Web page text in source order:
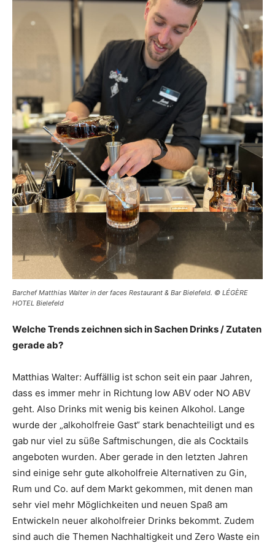
Barchef Matthias Walter in der faces Restaurant & Bar Bielefeld. © LÉGÈRE
HOTEL Bielefeld
Welche Trends zeichnen sich in Sachen Drinks / Zutaten
gerade ab?
Matthias Walter: Auffällig ist schon seit ein paar Jahren,
dass es immer mehr in Richtung low ABV oder NO ABV
geht. Also Drinks mit wenig bis keinen Alkohol. Lange
wurde der „alkoholfreie Gast“ stark benachteiligt und es
gab nur viel zu süße Saftmischungen, die als Cocktails
angeboten wurden. Aber gerade in den letzten Jahren
sind einige sehr gute alkoholfreie Alternativen zu Gin,
Rum und Co. auf dem Markt gekommen, mit denen man
sehr viel mehr Möglichkeiten und neuen Spaß am
Entwickeln neuer alkoholfreier Drinks bekommt. Zudem
sind auch die Themen Nachhaltigkeit und Zero Waste ein